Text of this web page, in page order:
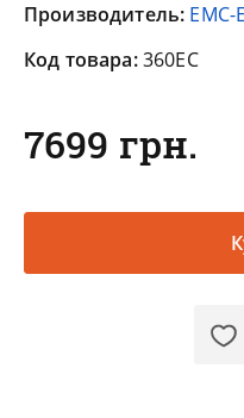
Производитель: EMC-
Код товара:360EC
7699 грн.